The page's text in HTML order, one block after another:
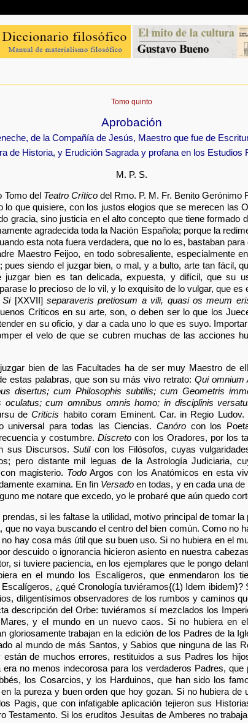
Tomo quinto
Aprobación
de la Compañía de Jesús, Maestro que fue de
de Historia, y Erudición Sagrada y profana en los Estudios
M. P. S.
Tomo del Teatro Críticodel Rmo. P. M. Fr. Benito Gerónimo
lo que quisiere, con los justos elogios que se merecen las
gracia, sino justicia en el alto concepto que tiene formado
agradecida toda la Nación Española; porque la
esta nota fuera verdadera, que no lo es, bastaban
Maestro Feijoo, en todo sobresaliente, especialmente
pues siendo el juzgar bien, o mal, y a bulto, arte tan fácil,
juzgar bien es tan delicada, expuesta, y difícil, que su
lo precioso de lo vil, y lo exquisito de lo vulgar, que
Si[XXVII]separaveris pretiosum a vili, quasi os meum
Críticos en su arte, son, o deben ser lo que los
en su oficio, y dar a cada uno lo que es suyo.
el velo de que se cubren muchas de las acciones
bien de las Facultades ha de ser muy Maestro de
estas palabras, que son su más vivo retrato:Qui omnium
disertus; cum Philosophis subtilis; cum Geometris
cum omnibus omnis homo; in disciplinis
deCriticis habito coram Eminent. Car. in Regio
universal para todas las Ciencias.Canóro con los
y costumbre. Discreto con los Oradores, por los
sus Discursos.Sutilcon los Filósofos, cuyas
pero distante mil leguas de la Astrología Judiciaria,
magisterio. Todo Argos con los Anatómicos en esta
examina. En fin Versado en todas, y en cada una
me notare que excedo, yo le probaré que aún quedo
si les faltase la utilidad, motivo principal de tomar
que no vaya buscando el centro del bien común. Como no
hay cosa más útil que su buen uso. Si no hubiera en el
descuido o ignorancia hicieron asiento en nuestra
si tuviere paciencia, en los ejemplares que le pongo
en el mundo los Escalígeros, que enmendaron los
¿qué Cronología tuviéramos{(1) Idem ibidem}?
diligentísimos observadores de los rumbos y caminos
descripción del Orbe: tuviéramos sí mezclados los
y el mundo en un nuevo caos. Si no hubiera en
gloriosamente trabajan en la edición de los Padres de la
al mundo de más Santos, y Sabios que ninguna de las
de muchos errores, restituidos a sus Padres los
no menos indecorosa para los verdaderos Padres, que
los Cosarcios, y los Harduinos, que han sido los
la pureza y buen orden que hoy gozan. Si no hubiera de
Pagis, que con infatigable aplicación tejieron sus
Testamento. Si los eruditos Jesuitas de Amberes no